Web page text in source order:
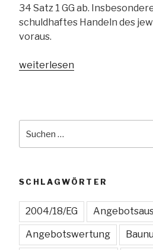
34 Satz 1 GG ab.
schuldhaftes Handeln des
voraus.
„Brandenburgisches
für
legislatives
Unrecht“
weiterlesen
nach:
SCHLAGWÖRTER
2004/18/EG
Angebotswertung